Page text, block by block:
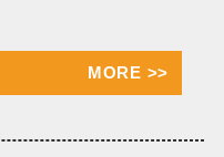
MORE >>